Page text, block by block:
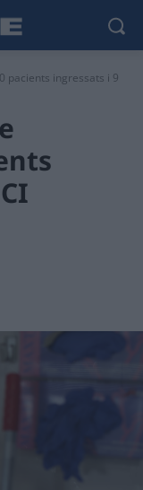
pacients ingressats i 9